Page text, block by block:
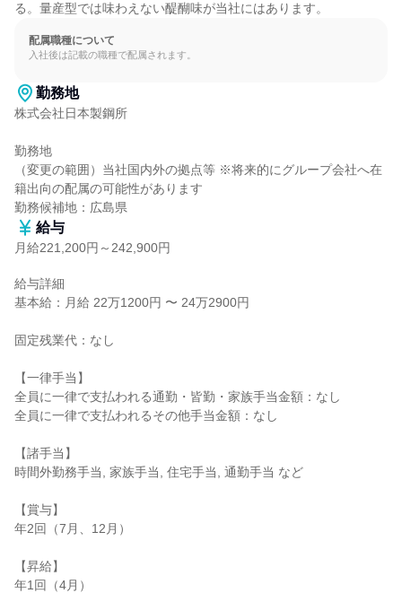
る。量産型では味わえない醍醐味が当社にはあります。
配属職種について
入社後は記載の職種で配属されます。
勤務地
株式会社日本製鋼所
勤務地
（変更の範囲）当社国内外の拠点等 ※将来的にグループ会社へ在
籍出向の配属の可能性があります
勤務候補地：広島県
給与
月給221,200円～242,900円
給与詳細
基本給：月給 22万1200円 〜 24万2900円
固定残業代：なし
【一律手当】
全員に一律で支払われる通勤・皆勤・家族手当金額：なし
全員に一律で支払われるその他手当金額：なし
【諸手当】
時間外勤務手当, 家族手当, 住宅手当, 通勤手当 など
【賞与】
年2回（7月、12月）
【昇給】
年1回（4月）